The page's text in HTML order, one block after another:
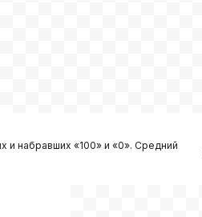
и набравших «100» и «0». Средний